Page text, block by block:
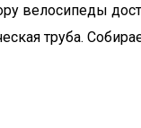
велосипеды
труба.